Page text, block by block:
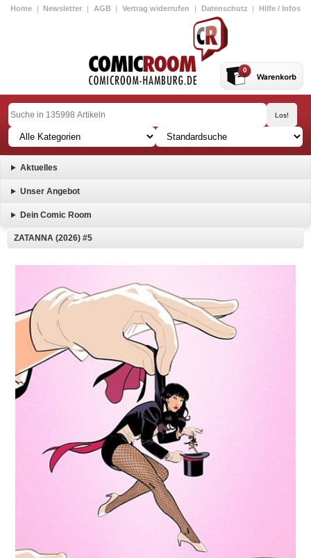
Home | Newsletter | AGB | Vertrag widerrufen | Datenschutz | Hilfe / Infos
0
Aktuelles
Unser Angebot
Dein Comic Room
ZATANNA (2026) #5